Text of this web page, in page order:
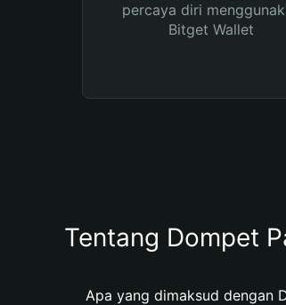
percaya diri
Bitget Wallet
Tentang Dompet
Apa yang dimaksud dengan